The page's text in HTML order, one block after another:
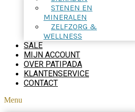
STENEN EN
MINERALEN
ZELFZORG &
WELLNESS
SALE
MIJN ACCOUNT
OVER PATIPADA
KLANTENSERVICE
CONTACT
Menu